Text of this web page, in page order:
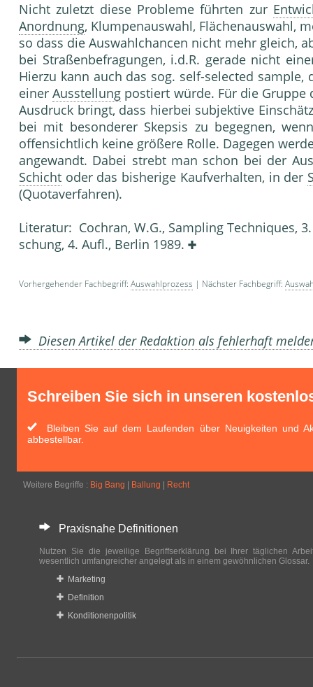
Nicht zuletzt diese Probleme führten zur
Anordnung, Klumpenauswahl, Flächenauswahl,
so dass die Auswahlchancen nicht mehr gleich,
bei Straßenbefragungen, i.d.R. ge­rade nicht
Hierzu kann auch das sog. self-selected
einerAusstellung postiert würde. Für die Gruppe
Ausdruck bringt, dass hierbei subjektive
bei mit besonderer Skepsis zu begegnen,
offensichtlich keine größere Rolle. Dagegen
an­gewandt. Dabei strebt man schon bei der
Schicht oder das bisherige Kaufver­halten, in der
(Quotaverfahren).
Literatur: Cochran, W.G., Sampling Techniques,
schung, 4. Aufl., Berlin 1989.
Vorhergehender Fachbegriff: Auswahlprozess | Nächster Fachbegriff:
Diesen Artikel der Redaktion als fehlerhaft
Schreiben Sie sich in unseren
Bleiben Sie auf dem Laufenden über Neuigkeiten und
abbestellbar.
Weitere Begriffe : Big Bang Ballung Recht
Praxisnahe Definitionen
Nutzen Sie die jeweilige Begriffserklärung bei Ihrer täglichen
wesentlich umfangreicher angelegt als in einem gewöhnlichen Glossar.
Marketing
Definition
Konditionenpolitik